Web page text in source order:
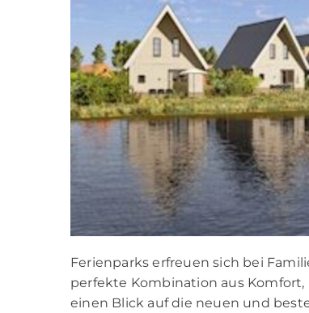
Ferienparks erfreuen sich bei
perfekte Kombination aus
einen Blick auf die neuen und